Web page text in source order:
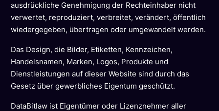
ausdrückliche Genehmigung der Rechteinhaber nicht
verwertet, reproduziert, verbreitet, verändert, öffentlich
wiedergegeben, übertragen oder umgewandelt werden.
Das Design, die Bilder, Etiketten, Kennzeichen,
Handelsnamen, Marken, Logos, Produkte und
Dienstleistungen auf dieser Website sind durch das
Gesetz über gewerbliches Eigentum geschützt.
DataBitlaw ist Eigentümer oder Lizenznehmer aller